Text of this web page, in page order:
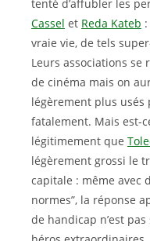
tenté d’affubler les
Cassel et Reda Kateb
vraie vie, de tels
Leurs associations se
de cinéma mais on
légèrement plus usés
fatalement. Mais est-
légitimement que
légèrement grossi le
capitale : même avec
normes”, la réponse
de handicap n’est